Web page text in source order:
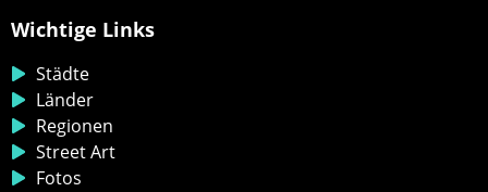
Wichtige Links
Städte
Länder
Regionen
Street Art
Fotos